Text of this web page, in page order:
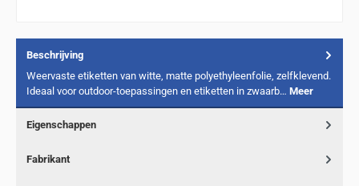
Beschrijving
Weervaste etiketten van witte, matte polyethyleenfolie, zelfklevend.
Ideaal voor outdoor-toepassingen en etiketten in zwaarb… Meer
Eigenschappen
Fabrikant